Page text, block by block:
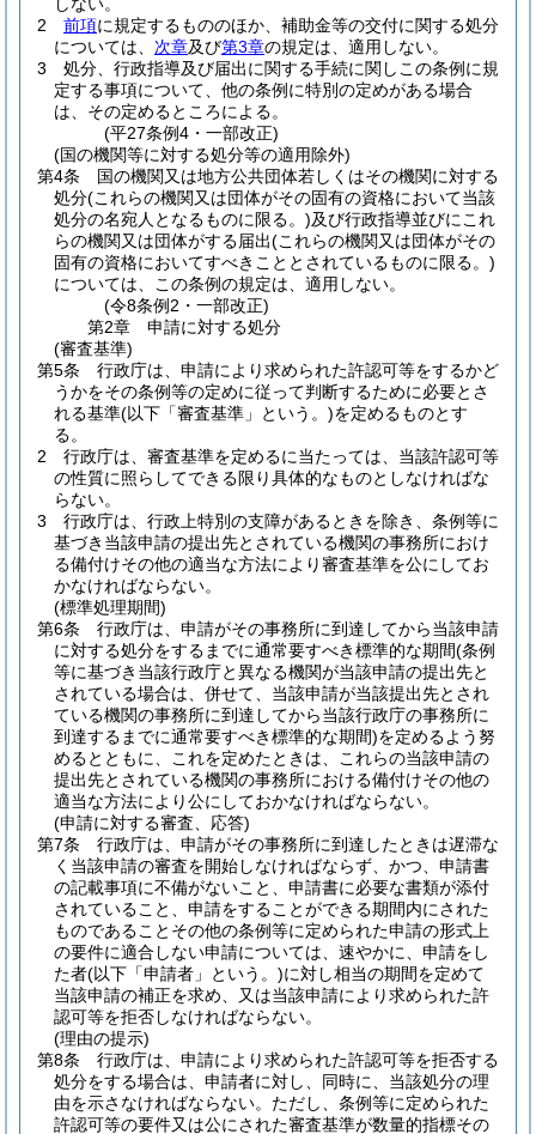
2
前項に規定するもののほか、補助金等の交付に関する処分
については、 次章及び第3章の規定は、適用しない。
3
処分、行政指導及び届出に関する手続に関しこの条例に規
定する事項について、他の条例に特別の定めがある場合
は、その定めるところによる。
(平27条例4・一部改正)
(国の機関等に対する処分等の適用除外)
第4条
国の機関又は地方公共団体若しくはその機関に対する
処分(これらの機関又は団体がその固有の資格において当該
処分の名宛人となるものに限る。)及び行政指導並びにこれ
らの機関又は団体がする届出(これらの機関又は団体がその
固有の資格においてすべきこととされているものに限る。)
については、この条例の規定は、適用しない。
(令8条例2・一部改正)
第2章
申請に対する処分
(審査基準)
第5条
行政庁は、申請により求められた許認可等をするかど
うかをその条例等の定めに従って判断するために必要とさ
れる基準(以下「審査基準」という。)を定めるものとす
る。
2
行政庁は、審査基準を定めるに当たっては、当該許認可等
の性質に照らしてできる限り具体的なものとしなければな
らない。
3
行政庁は、行政上特別の支障があるときを除き、条例等に
基づき当該申請の提出先とされている機関の事務所におけ
る備付けその他の適当な方法により審査基準を公にしてお
かなければならない。
(標準処理期間)
第6条
行政庁は、申請がその事務所に到達してから当該申請
に対する処分をするまでに通常要すべき標準的な期間(条例
等に基づき当該行政庁と異なる機関が当該申請の提出先と
されている場合は、併せて、当該申請が当該提出先とされ
ている機関の事務所に到達してから当該行政庁の事務所に
到達するまでに通常要すべき標準的な期間)を定めるよう努
めるとともに、これを定めたときは、これらの当該申請の
提出先とされている機関の事務所における備付けその他の
適当な方法により公にしておかなければならない。
(申請に対する審査、応答)
第7条
行政庁は、申請がその事務所に到達したときは遅滞な
く当該申請の審査を開始しなければならず、かつ、申請書
の記載事項に不備がないこと、申請書に必要な書類が添付
されていること、申請をすることができる期間内にされた
ものであることその他の条例等に定められた申請の形式上
の要件に適合しない申請については、速やかに、申請をし
た者(以下「申請者」という。)に対し相当の期間を定めて
当該申請の補正を求め、又は当該申請により求められた許
認可等を拒否しなければならない。
(理由の提示)
第8条
行政庁は、申請により求められた許認可等を拒否する
処分をする場合は、申請者に対し、同時に、当該処分の理
由を示さなければならない。 ただし、条例等に定められた
許認可等の要件又は公にされた審査基準が数量的指標その